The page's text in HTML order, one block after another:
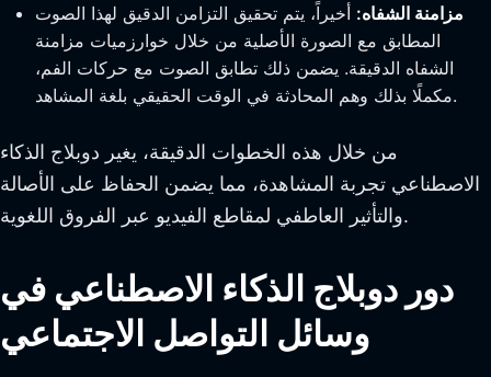
مزامنة الشفاه: أخيراً، يتم تحقيق التزامن الدقيق لهذا الصوت
المطابق مع الصورة الأصلية من خلال خوارزميات مزامنة
الشفاه الدقيقة. يضمن ذلك تطابق الصوت مع حركات الفم،
مكملًا بذلك وهم المحادثة في الوقت الحقيقي بلغة المشاهد.
من خلال هذه الخطوات الدقيقة، يغير دوبلاج الذكاء
الاصطناعي تجربة المشاهدة، مما يضمن الحفاظ على الأصالة
والتأثير العاطفي لمقاطع الفيديو عبر الفروق اللغوية.
دور دوبلاج الذكاء الاصطناعي في
وسائل التواصل الاجتماعي